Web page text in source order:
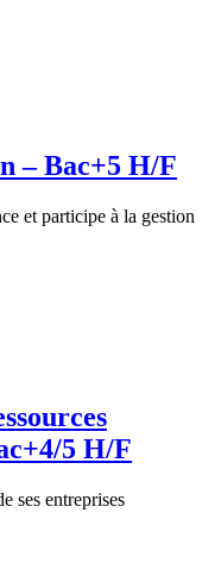
– Bac+5 H/F
et participe à la gestion
5 H/F
ses entreprises